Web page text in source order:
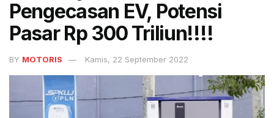
Pengecasan EV, Potensi
Pasar Rp 300 Triliun!!!!
BY MOTORIS Kamis, 22 September 2022